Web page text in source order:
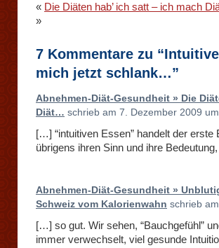
« Die Diäten hab’ ich satt – ich mach
»
7 Kommentare zu
mich jetzt schlank…”
Abnehmen-Diät-Gesundheit » Die
Diät… schrieb am 7. Dezember 2009
[…] “intuitiven Essen” handelt der erste
übrigens ihren Sinn und ihre
Abnehmen-Diät-Gesundheit »
Schweiz vom Kalorienwahn schrieb
[…] so gut. Wir sehen, “Bauchgefühl”
immer verwechselt, viel gesunde